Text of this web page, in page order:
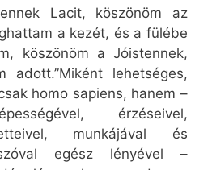
Lacit, köszönöm az
a kezét, és a fülébe
köszönöm a Jóistennek,
adott.”Miként lehetséges,
homo sapiens, hanem –
érzéseivel,
munkájával és
egész lényével –